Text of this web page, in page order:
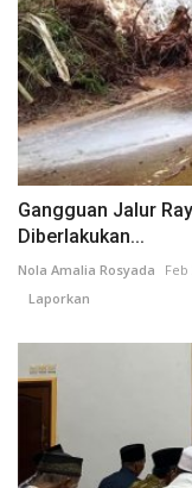
Gangguan Jalur
Diberlakukan...
Nola Amalia Rosyada Feb
Laporkan